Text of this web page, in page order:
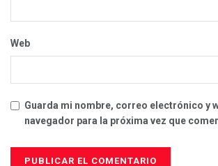
Web
Guarda mi nombre, correo electrónico y
navegador para la próxima vez que